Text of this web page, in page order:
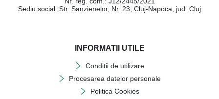
Sediu social: Str. Sanzienelor, Nr. 23, Cluj-Napoca, jud. Cluj
INFORMATII UTILE
Conditii de utilizare
Procesarea datelor personale
Politica Cookies